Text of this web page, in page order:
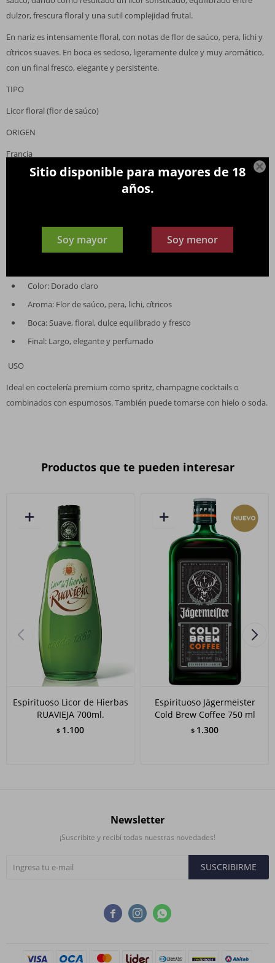

Sitio disponible para mayores de 18
años.
Soy mayor Soy menor
dulzor, frescura floral y una sutil complejidad frutal.
En nariz es intensamente floral, con notas de flor de saúco, pera, lichi y
cítricos suaves. En boca es sedoso, ligeramente dulce y muy aromático,
con un final fresco, elegante y persistente.
TIPO
Licor floral (flor de saúco)
ORIGEN
Francia
MATERIA PRIMA
Maceración y extracción delicada de flores frescas recolectadas a mano
Color: Dorado claro
Aroma: Flor de saúco, pera, lichi, cítricos
Boca: Suave, floral, dulce equilibrado y fresco
Final: Largo, elegante y perfumado
USO
Ideal en coctelería premium como spritz, champagne cocktails o
combinados con espumosos. También puede tomarse con hielo o soda.
Productos que te pueden interesar
Espirituoso Licor de Hierbas
RUAVIEJA 700ml.
$ 1.100
Espirituoso Jägermeister
Cold Brew Coffee 750 ml
$ 1.300
  
Newsletter
¡Suscribite y recibí todas nuestras novedades!
SUSCRIBIRME